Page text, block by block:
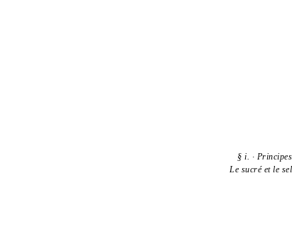
§ i. · Principes
Le sucré et le sel